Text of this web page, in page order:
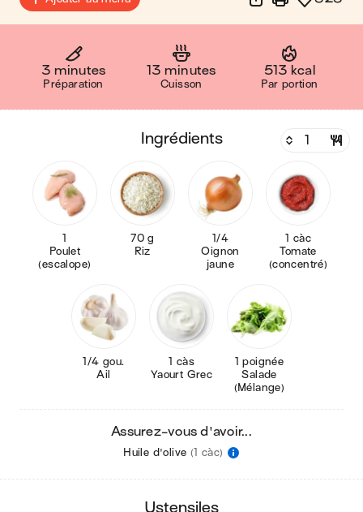
3 minutes
Préparation
13 minutes
Cuisson
513 kcal
Par portion
ingrédients
1
Poulet
(escalope)
70 g
Riz
1/4
Oignon
jaune
1 càc
Tomate
(concentré)
1/4 gou.
Ail
1 càs
Yaourt Grec
1 poignée
Salade
(Mélange)
Assurez-vous d'avoir...
Huile d'olive (1 càc)
ustensiles